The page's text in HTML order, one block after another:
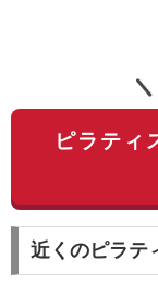
ピラティ
近くのピラテ